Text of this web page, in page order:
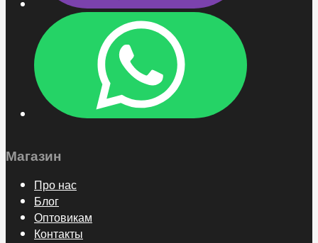
Магазин
Про нас
Блог
Оптовикам
Контакты